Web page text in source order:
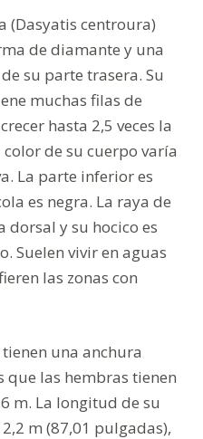
(Dasyatis centroura)
de diamante y una
su parte trasera. Su
muchas filas de
hasta 2,5 veces la
de su cuerpo varía
La parte inferior es
es negra. La raya de
dorsal y su hocico es
Suelen vivir en aguas
las zonas con
una anchura
que las hembras tienen
m. La longitud de su
m (87,01 pulgadas),